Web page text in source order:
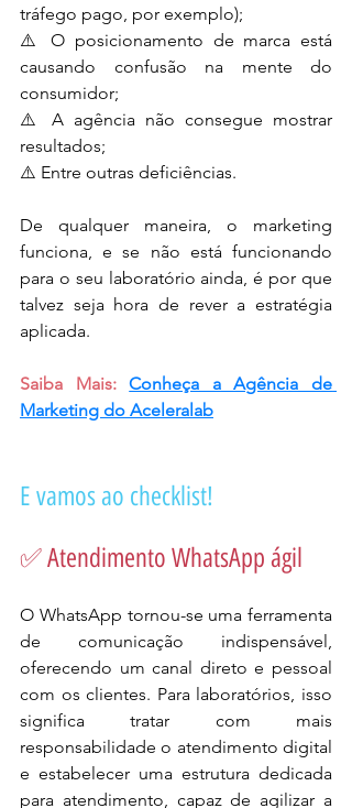
tráfego pago, por exemplo);
⚠️ O posicionamento de marca está
causando confusão na mente do
consumidor;
⚠️ A agência não consegue mostrar
resultados;
⚠️ Entre outras deficiências.
De qualquer maneira, o marketing
funciona, e se não está funcionando
para o seu laboratório ainda, é por que
talvez seja hora de rever a estratégia
aplicada.
Saiba Mais:
Conheça a Agência de
Marketing do Aceleralab
E vamos ao checklist!
✅ Atendimento WhatsApp ágil
O WhatsApp tornou-se uma ferramenta
de comunicação indispensável,
oferecendo um canal direto e pessoal
com os clientes. Para laboratórios, isso
significa tratar com mais
responsabilidade o atendimento digital
e estabelecer uma estrutura dedicada
para atendimento, capaz de agilizar a